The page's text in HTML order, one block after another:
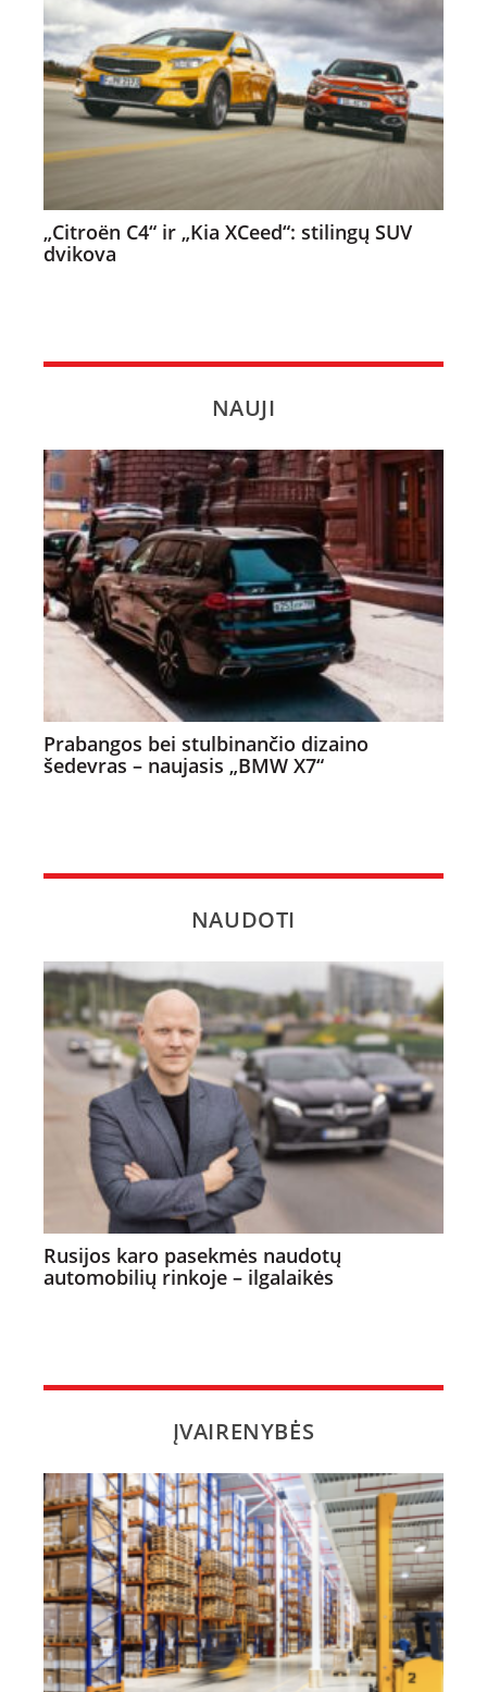
„Citroën C4“ ir „Kia XCeed“: stilingų SUV
dvikova
NAUJI
Prabangos bei stulbinančio dizaino
šedevras – naujasis „BMW X7“
NAUDOTI
Rusijos karo pasekmės naudotų
automobilių rinkoje – ilgalaikės
ĮVAIRENYBĖS